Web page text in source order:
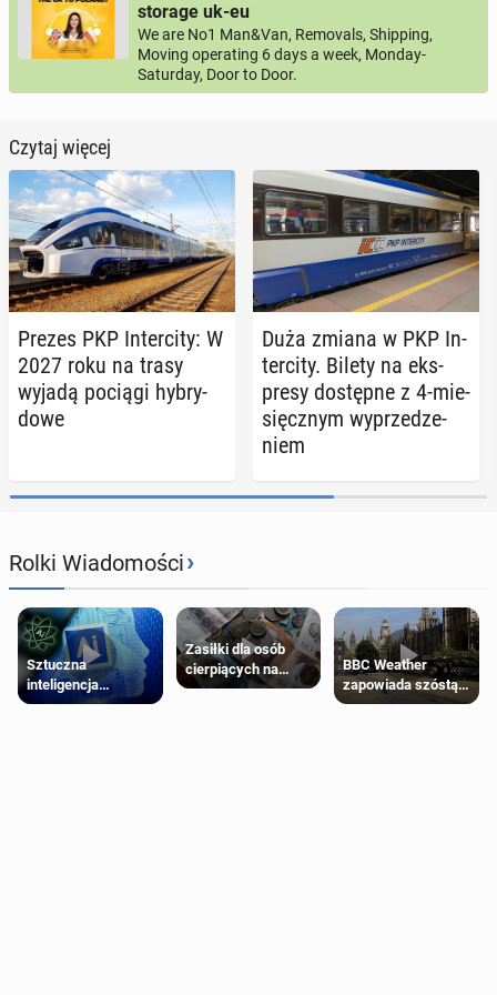
storage uk-eu
We are No1 Man&Van, Removals, Shipping,
Moving operating 6 days a week, Monday-
Saturday, Door to Door.
Czytaj więcej
Prezes PKP In­ter­ci­ty: W
2027 roku na trasy
wyjadą pociągi hy­bry­
do­we
Duża zmiana w PKP In­
ter­ci­ty. Bilety na eks­
pre­sy do­stęp­ne z 4-mie­
sięcz­nym wy­prze­dze­
niem
Rolki Wiadomości›
Sztuczna
inteligencja
próbowała oszukać
Zasiłki dla osób
cierpiących na
schorzenia
BBC Weather
zapowiada szóstą
falę upałów w